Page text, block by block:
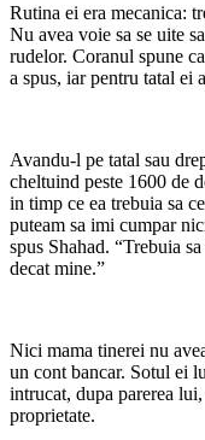
Rutina ei era mecanica:
Nu avea voie sa se uite
rudelor. Coranul spune
a spus, iar pentru tatal ei
Avandu-l pe tatal sau
cheltuind peste 1600 de
in timp ce ea trebuia sa
puteam sa imi cumpar
spus Shahad. “Trebuia
decat mine.”
Nici mama tinerei nu
un cont bancar. Sotul ei
intrucat, dupa parerea
proprietate.